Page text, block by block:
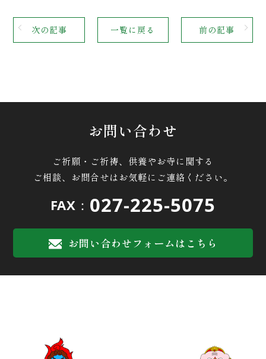
次の記事 一覧に戻る 前の記事
お問い合わせ
ご祈願・ご祈祷、供養やお寺に関する
ご相談、お問合せはお気軽にご連絡ください。
FAX： 027-225-5075
お問い合わせフォームはこちら